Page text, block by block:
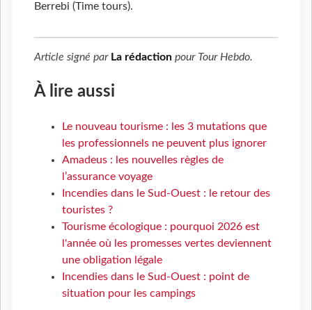
Berrebi (Time tours).
Article signé par La rédaction pour Tour Hebdo.
À lire aussi
Le nouveau tourisme : les 3 mutations que
les professionnels ne peuvent plus ignorer
Amadeus : les nouvelles règles de
l’assurance voyage
Incendies dans le Sud-Ouest : le retour des
touristes ?
Tourisme écologique : pourquoi 2026 est
l'année où les promesses vertes deviennent
une obligation légale
Incendies dans le Sud-Ouest : point de
situation pour les campings